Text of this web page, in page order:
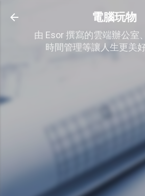
跳到主要內容
電腦玩物
由 Esor 撰寫的雲端辦公室
時間管理等讓人生更美